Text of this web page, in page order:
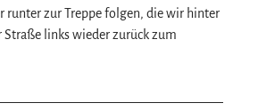
runter zur Treppe folgen, die wir hinter
links wieder zurück zum